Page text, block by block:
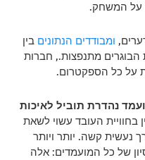
על המשחק.
ומבודדים הנתונים בין
הבוגרים מתנפצות., חברות
על כל הספקטרום.
נהדרת תוביל לאיכות
בחוויית העובד עשוי לשאת
נעשית קשה. יותר ויותר
של כל המועמדים: אלה